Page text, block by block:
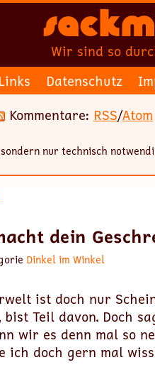
Wir sind so
Links Datenschutz
Kommentare: RSS/Atom
nur technisch
dein
Dinkel im Winkel
ist doch nur
Teil davon. Doch
wir es denn mal so
ich doch gern mal